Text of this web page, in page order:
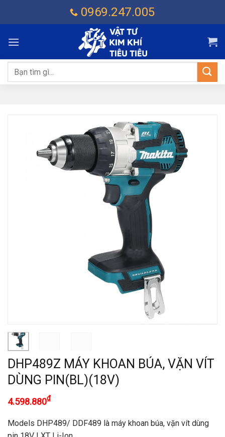
dung
0969.247.005
Tìm
kiếm:
DHP489Z MÁY KHOAN BÚA, VẶN VÍT
DÙNG PIN(BL)(18V)
4.598.880₫
Models DHP489/ DDF489 là máy khoan búa, vặn vít dùng